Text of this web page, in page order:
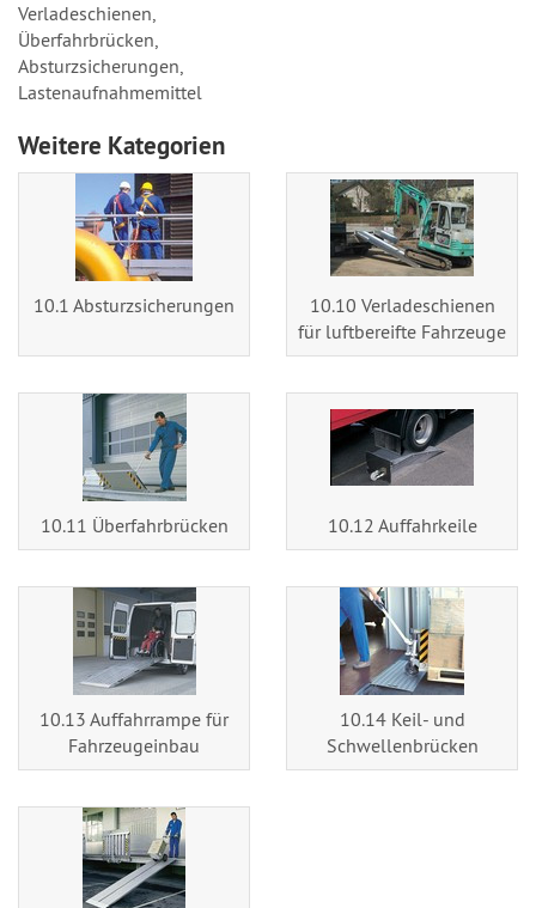
Verladeschienen,
Überfahrbrücken,
Absturzsicherungen,
Lastenaufnahmemittel
Weitere Kategorien
10.1 Absturzsicherungen
10.10 Verladeschienen
für luftbereifte Fahrzeuge
10.11 Überfahrbrücken 10.12 Auffahrkeile
10.13 Auffahrrampe für
Fahrzeugeinbau
10.14 Keil- und
Schwellenbrücken